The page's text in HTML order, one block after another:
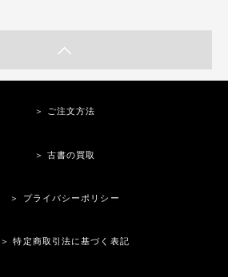
＞ ご注文方法
＞ 古書の買取
＞ プライバシーポリシー
＞ 特定商取引法に基づく表記